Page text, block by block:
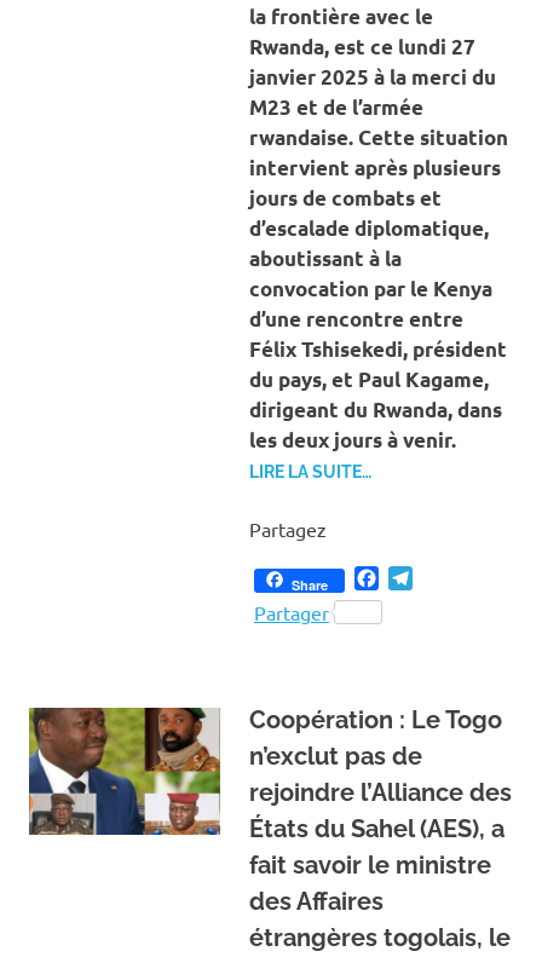
la frontière avec le
Rwanda, est ce lundi 27
janvier 2025 à la merci du
M23 et de l’armée
rwandaise. Cette situation
intervient après plusieurs
jours de combats et
d’escalade diplomatique,
aboutissant à la
convocation par le Kenya
d’une rencontre entre
Félix Tshisekedi, président
du pays, et Paul Kagame,
dirigeant du Rwanda, dans
les deux jours à venir.
LIRE LA SUITE…
Partagez
Share Facebook
Partager
Coopération : Le Togo
n’exclut pas de
rejoindre l’Alliance des
États du Sahel (AES), a
fait savoir le ministre
des Affaires
étrangères togolais, le